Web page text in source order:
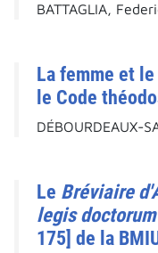
BATTAGLIA,
La femme et
le Code
DÉBOURDEAUX-
Le Bréviaire
legis doctorum
175] de la